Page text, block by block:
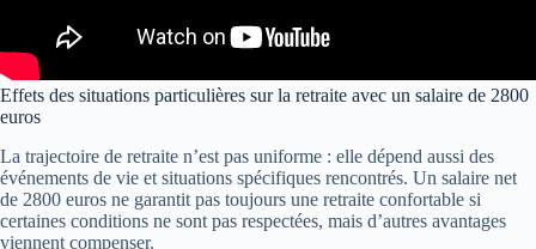
Effets des situations particulières sur la retraite avec un salaire de 2800
euros
La trajectoire de retraite n’est pas uniforme : elle dépend aussi des
événements de vie et situations spécifiques rencontrés. Un salaire net
de 2800 euros ne garantit pas toujours une retraite confortable si
certaines conditions ne sont pas respectées, mais d’autres avantages
viennent compenser.